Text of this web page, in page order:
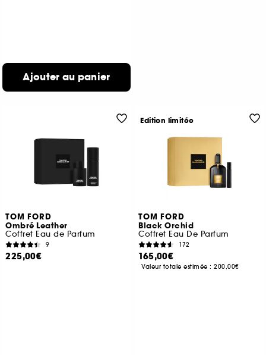
Ajouter au panier
TOM FORD
Ombré Leather
Coffret Eau de Parfum
9
225,00€
TOM FORD
Black Orchid
Coffret Eau De Parfum
172
165,00€
Valeur totale estimée :200,00€
Edition limitée